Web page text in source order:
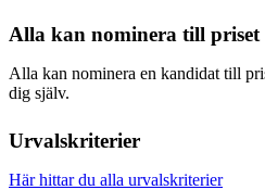
Alla kan nominera till priset
Alla kan nominera en kandidat till
dig själv.
Urvalskriterier
Här hittar du alla urvalskriterier